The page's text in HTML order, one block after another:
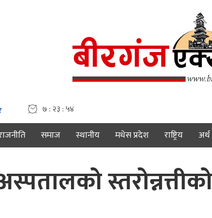
७ : २३ : ५५
समाज स्थानीय मधेस प्रदेश राष्ट्रिय अर्थ